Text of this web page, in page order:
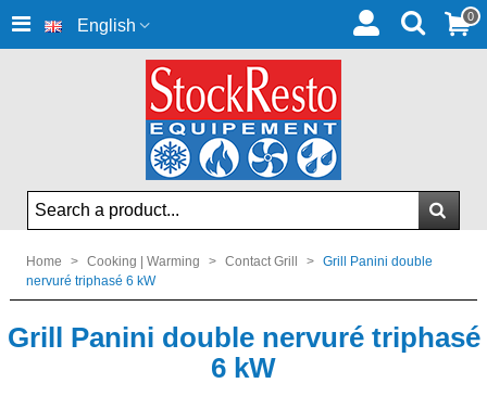
English 0
Home > Cooking | Warming > Contact Grill > Grill Panini double
nervuré triphasé 6 kW
Grill Panini double nervuré triphasé
6 kW